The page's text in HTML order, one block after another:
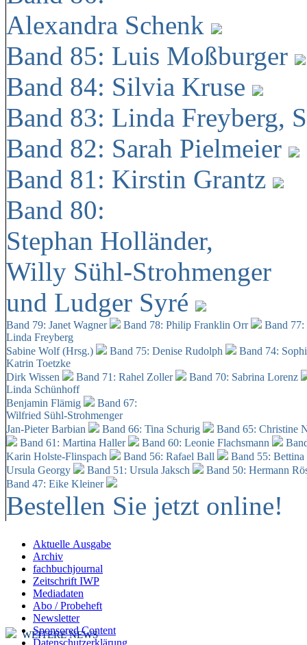
Alexandra Schenk
Band 85: Luis Moßburger
Band 84: Silvia Kruse
Band 83: Linda Freyberg,
Band 82: Sarah Pielmeier
Band 81: Kirstin Grantz
Band 80:
Stephan Holländer,
Willy Sühl-Strohmenger
und Ludger Syré
Band 79: Janet Wagner Band 78: Philip Franklin Orr
Band
Linda Freyberg
Sabine Wolf (Hrsg.)
Band 75: Denise Rudolph
Band 74:
Katrin Toetzke
Dirk Wissen
Band 71: Rahel Zoller
Band 70: Sabrina Lorenz
Linda Schünhoff
Benjamin Flämig
Band 67:
Wilfried Sühl-Strohmenger
Jan-Pieter Barbian
Band 66: Tina Schurig
Band 65: Christine
Band 61: Martina Haller
Band 60: Leonie Flachsmann
Karin Holste-Flinspach
Band 56: Rafael Ball
Band 55:
Ursula Georgy
Band 51: Ursula Jaksch Band 50: Hermann
Band 47: Eike Kleiner
Bestellen Sie jetzt online!
Aktuelle Ausgabe
Archiv
fachbuchjournal
Zeitschrift IWP
Mediadaten
Abo / Probeheft
Newsletter
Sponsored Content
Datenschutzerklärung
WEITERE NEWS